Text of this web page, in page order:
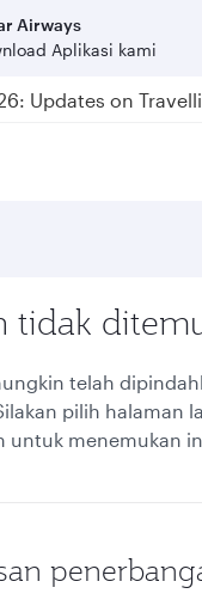
Airways
Aplikasi kami
tidak
telah
pilih halaman
untuk menemukan